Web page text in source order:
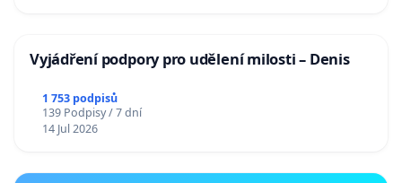
Vyjádření podpory pro udělení milosti – Denis
1 753 podpisů
139 Podpisy / 7 dní
14 Jul 2026